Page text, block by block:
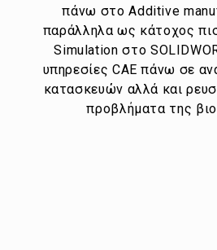
πάνω στο Additive
παράλληλα ως κάτοχος
Simulation στο
υπηρεσίες CAE πάνω σε
κατασκευών αλλά και
προβλήματα της